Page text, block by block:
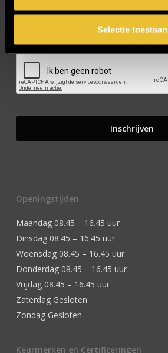
Selectie toestaan
Openingstijden
Maandag 08.45 – 16.45 uur
Dinsdag 08.45 – 16.45 uur
Woensdag 08.45 – 16.45 uur
Donderdag 08.45 – 16.45 uur
Vrijdag 08.45 – 16.45 uur
Zaterdag Gesloten
Zondag Gesloten
Keurmerken en Certificeringen